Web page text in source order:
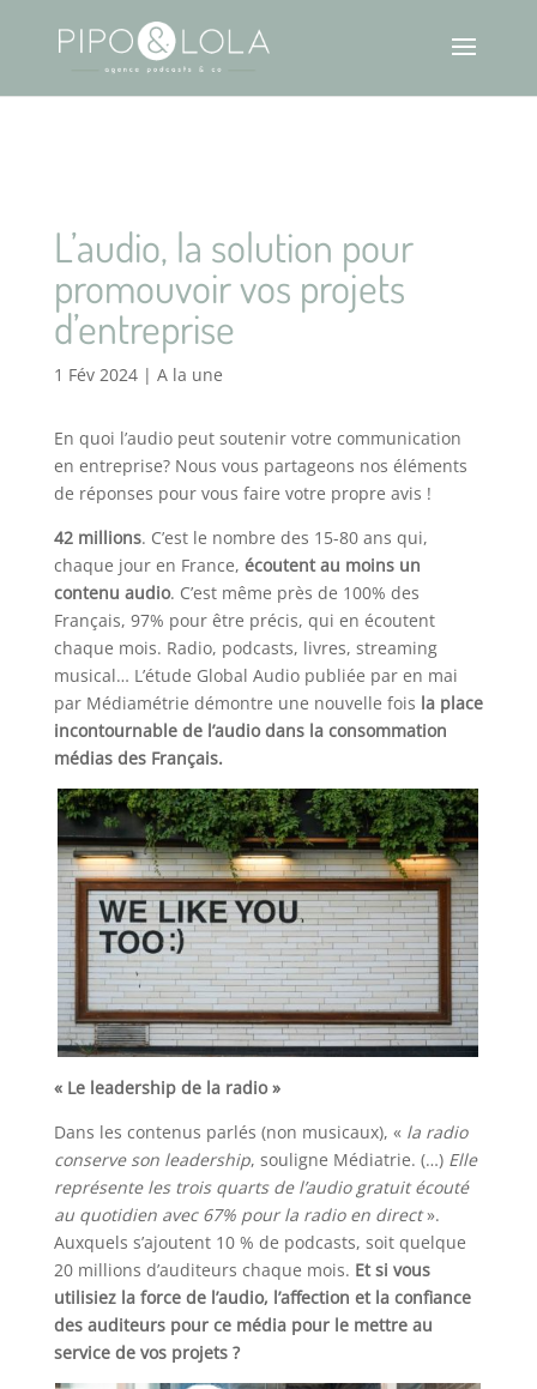
L’audio, la solution pour
promouvoir vos projets
d’entreprise
1 Fév 2024| A la une
En quoi l’audio peut soutenir votre communication
en entreprise? Nous vous partageons nos éléments
de réponses pour vous faire votre propre avis !
42 millions. C’est le nombre des 15-80 ans qui,
chaque jour en France, écoutent au moins un
contenu audio. C’est même près de 100% des
Français, 97% pour être précis, qui en écoutent
chaque mois. Radio, podcasts, livres, streaming
musical… L’étude Global Audio publiée par en mai
par Médiamétrie démontre une nouvelle fois la place
incontournable de l’audio dans la consommation
médias des Français.
« Le leadership de la radio »
Dans les contenus parlés (non musicaux), « la radio
conserve son leadership, souligne Médiatrie. (…) Elle
représente les trois quarts de l’audio gratuit écouté
au quotidien avec 67% pour la radio en direct».
Auxquels s’ajoutent 10 % de podcasts, soit quelque
20 millions d’auditeurs chaque mois. Et si vous
utilisiez la force de l’audio, l’affection et la confiance
des auditeurs pour ce média pour le mettre au
service de vos projets ?